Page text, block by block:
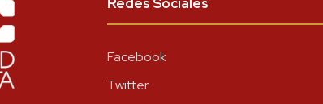
Redes Sociales
Facebook
Twitter